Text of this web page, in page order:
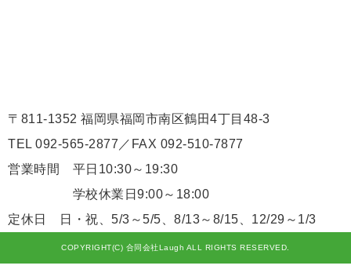
〒811-1352 福岡県福岡市南区鶴田4丁目48-3
TEL 092-565-2877／FAX 092-510-7877
営業時間 平日10:30～19:30
学校休業日9:00～18:00
定休日 日・祝、5/3～5/5、8/13～8/15、12/29～1/3
COPYRIGHT(C) 合同会社Laugh ALL RIGHTS RESERVED.